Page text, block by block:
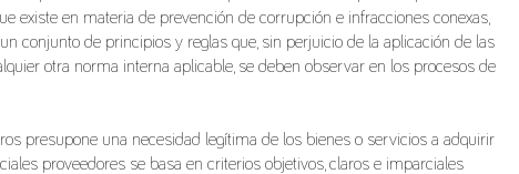
existe en materia de prevención de corrupción e infracciones conexas,
conjunto de principios y reglas que, sin perjuicio de la aplicación de las
otra norma interna aplicable, se deben observar en los procesos de
presupone una necesidad legítima de los bienes o servicios a adquirir
proveedores se basa en criterios objetivos, claros e imparciales